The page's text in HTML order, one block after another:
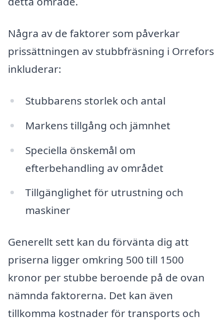
Några av de faktorer som påverkar
prissättningen av stubbfräsning i Orrefors
inkluderar:
Stubbarens storlek och antal
Markens tillgång och jämnhet
Speciella önskemål om
efterbehandling av området
Tillgänglighet för utrustning och
maskiner
Generellt sett kan du förvänta dig att
priserna ligger omkring 500 till 1500
kronor per stubbe beroende på de ovan
nämnda faktorerna. Det kan även
tillkomma kostnader för transports och